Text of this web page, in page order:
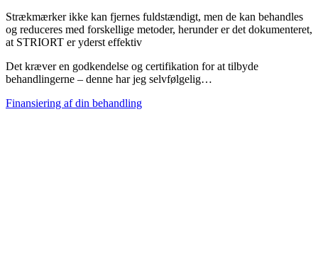
Strækmærker ikke kan fjernes fuldstændigt, men de kan behandles
og reduceres med forskellige metoder, herunder er det dokumenteret,
at STRIORT er yderst effektiv
Det kræver en godkendelse og certifikation for at tilbyde
behandlingerne – denne har jeg selvfølgelig…
Finansiering af din behandling